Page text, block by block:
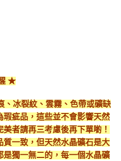
★
、冰裂紋、雲霧、色帶或礦缺
疵品，這些並不會影響天然
者請再三考慮後再下單喲！
一致，但天然水晶礦石是大
是獨一無二的，每一個水晶礦